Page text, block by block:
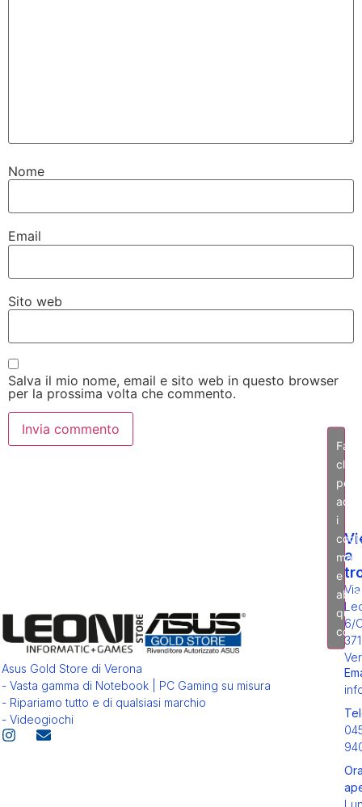
Nome
Email
Sito web
Salva il mio nome, email e sito web in questo browser
per la prossima volta che commento.
Asus Gold Store di Verona
- Vasta gamma di Notebook | PC Gaming su misura
- Ripariamo tutto e di qualsiasi marchio
- Videogiochi
a
Via
6/
Fai
clic
per
i
e